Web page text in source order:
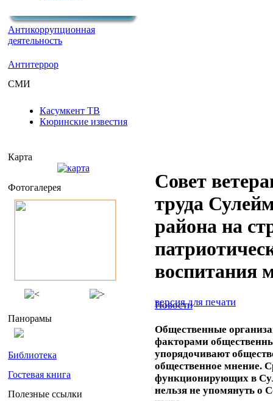
Антикоррупционная
деятельность
Антитеррор
СМИ
Касумкент ТВ
Кюринские известия
Карта
Фотогалерея
Панорамы
Библиотека
Гостевая книга
Полезные ссылки
Совет
труда
района на
воспитания
версия для печати
Новости
Общественные
факторами
упорядочивают
общественное мнение.
функционирующих в
нельзя не упомянуть о